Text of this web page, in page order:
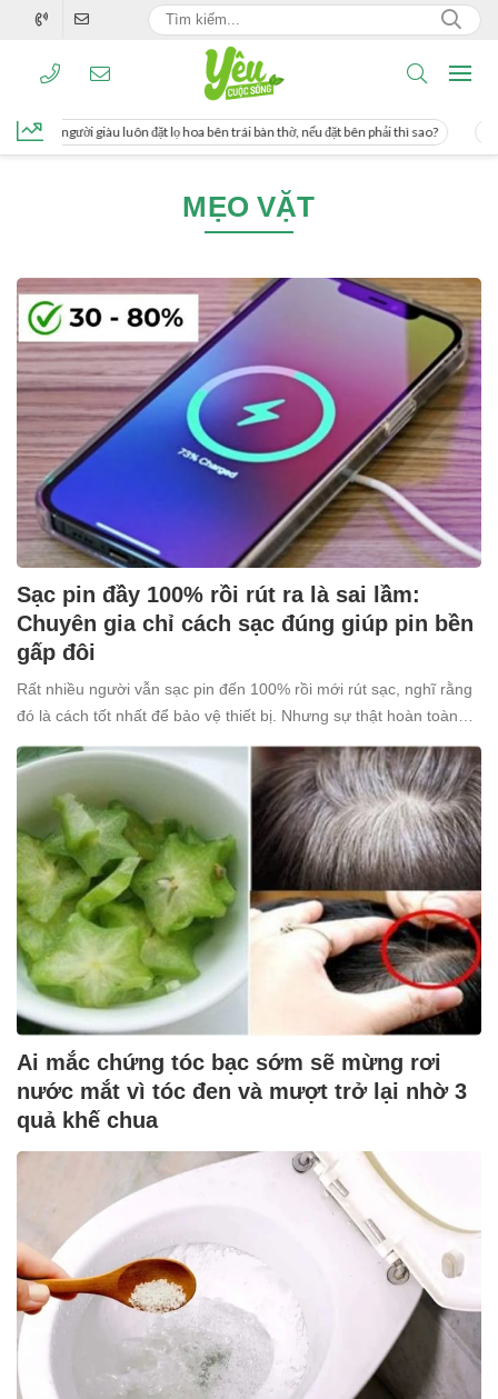
người giàu luôn đặt lọ hoa bên trái bàn thờ, nếu đặt bên phải thì sao?
MẸO VẶT
Sạc pin đầy 100% rồi rút ra là sai lầm:
Chuyên gia chỉ cách sạc đúng giúp pin bền
gấp đôi
Rất nhiều người vẫn sạc pin đến 100% rồi mới rút sạc, nghĩ rằng
đó là cách tốt nhất để bảo vệ thiết bị. Nhưng sự thật hoàn toàn
ngược lại: thói quen tưởng chừng “vô hại” này lại âm thầm khiến
pin nhanh chai, giảm tuổi thọ.
Ai mắc chứng tóc bạc sớm sẽ mừng rơi
nước mắt vì tóc đen và mượt trở lại nhờ 3
quả khế chua